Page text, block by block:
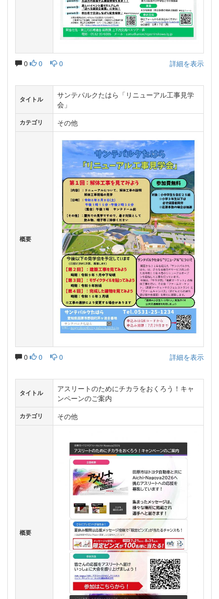
0 0 0 詳細を表示
タイトル
サンテパルクたはら「リニューアル工事見学
会」
カテゴリ その他
概要
0 0 0 詳細を表示
タイトル
アスリートのためにチカラをおくろう！キャ
ンペーンのご案内
カテゴリ その他
概要